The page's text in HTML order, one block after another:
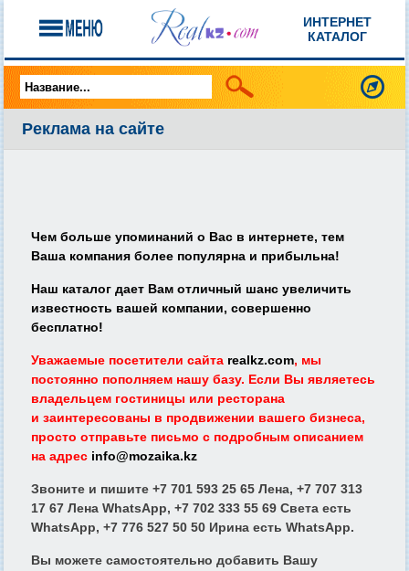
ИНТЕРНЕТ
КАТАЛОГ
Реклама на сайте
Чем больше упоминаний о Вас в интернете, тем
Ваша компания более популярна и прибыльна!
Наш каталог дает Вам отличный шанс увеличить
известность вашей компании, совершенно
бесплатно!
Уважаемые посетители сайта realkz.com, мы
постоянно пополняем нашу базу. Если Вы являетесь
владельцем гостиницы или ресторана
и заинтересованы в продвижении вашего бизнеса,
просто отправьте письмо с подробным описанием
на адрес info@mozaika.kz
Звоните и пишите +7 701 593 25 65 Лена, +7 707 313
17 67 Лена WhatsApp, +7 702 333 55 69 Света есть
WhatsApp, +7 776 527 50 50 Ирина есть WhatsApp.
Вы можете самостоятельно добавить Вашу